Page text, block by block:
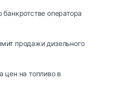
оператора
продажи дизельного
цен на топливо в